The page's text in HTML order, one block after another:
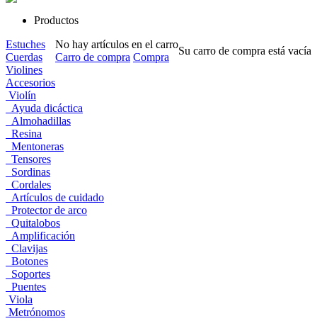
Productos
No hay artículos en el carro
Carro de compra Compra
Su carro de compra está vacía
Estuches
Cuerdas
Violines
Accesorios
Violín
Ayuda dicáctica
Almohadillas
Resina
Mentoneras
Tensores
Sordinas
Cordales
Artículos de cuidado
Protector de arco
Quitalobos
Amplificación
Clavijas
Botones
Soportes
Puentes
Viola
Metrónomos